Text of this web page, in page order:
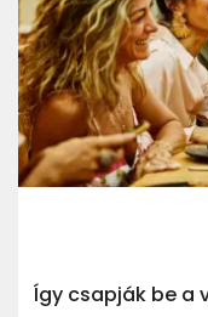
Így csapják be a